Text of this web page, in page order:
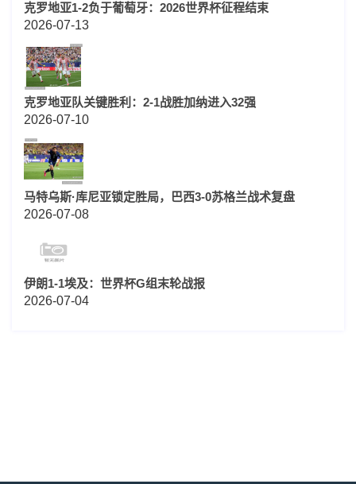
克罗地亚1-2负于葡萄牙：2026世界杯征程结束
2026-07-13
克罗地亚队关键胜利：2-1战胜加纳进入32强
2026-07-10
马特乌斯·库尼亚锁定胜局，巴西3-0苏格兰战术复盘
2026-07-08
伊朗1-1埃及：世界杯G组末轮战报
2026-07-04